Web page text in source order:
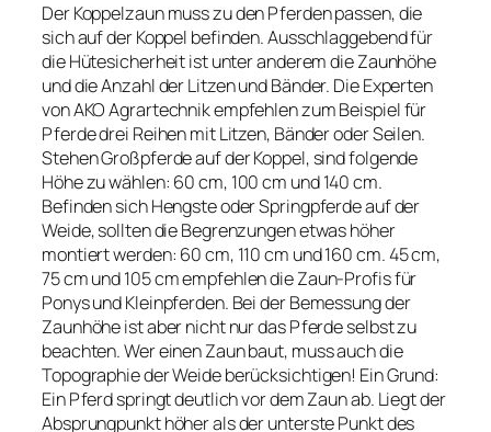
Der Koppelzaun muss zu den Pferden passen, die
sich auf der Koppel befinden. Ausschlaggebend für
die Hütesicherheit ist unter anderem die Zaunhöhe
und die Anzahl der Litzen und Bänder. Die Experten
von AKO Agrartechnik empfehlen zum Beispiel für
Pferde drei Reihen mit Litzen, Bänder oder Seilen.
Stehen Großpferde auf der Koppel, sind folgende
Höhe zu wählen: 60 cm, 100 cm und 140 cm.
Befinden sich Hengste oder Springpferde auf der
Weide, sollten die Begrenzungen etwas höher
montiert werden: 60 cm, 110 cm und 160 cm. 45 cm,
75 cm und 105 cm empfehlen die Zaun-Profis für
Ponys und Kleinpferden. Bei der Bemessung der
Zaunhöhe ist aber nicht nur das Pferde selbst zu
beachten. Wer einen Zaun baut, muss auch die
Topographie der Weide berücksichtigen! Ein Grund:
Ein Pferd springt deutlich vor dem Zaun ab. Liegt der
Absprungpunkt höher als der unterste Punkt des